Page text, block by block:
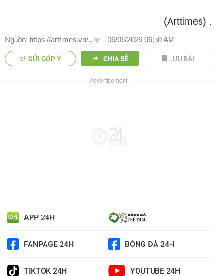
(Arttimes) .
Nguồn: https://arttimes.vn/... - 06/06/2026 06:50 AM
GỬI GÓP Ý CHIA SẺ LƯU BÀI
APP 24H
FANPAGE 24H BÓNG ĐÁ 24H
TIKTOK 24H YOUTUBE 24H